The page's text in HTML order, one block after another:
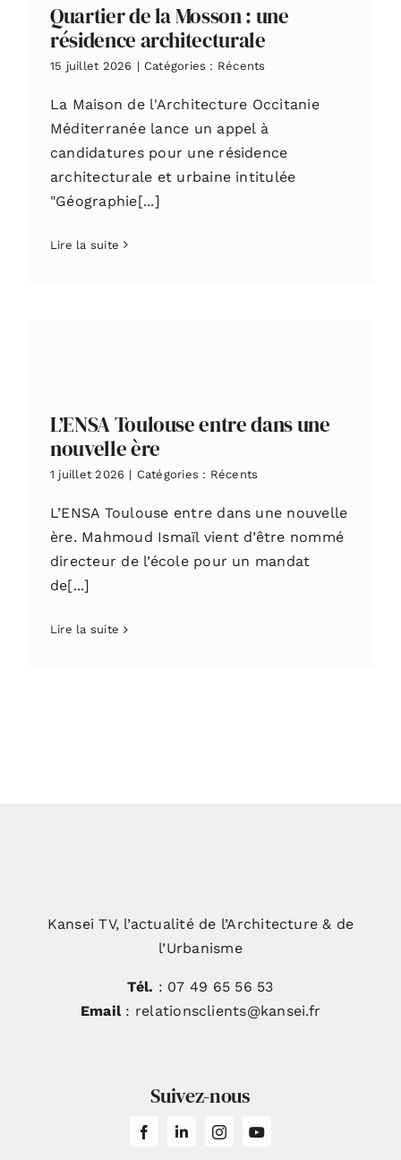
Quartier de la Mosson : une
résidence architecturale
15 juillet 2026 | Catégories : Récents
La Maison de l'Architecture Occitanie
Méditerranée lance un appel à
candidatures pour une résidence
architecturale et urbaine intitulée
"Géographie[...]
Lire la suite
L’ENSA Toulouse entre dans une
nouvelle ère
1 juillet 2026 | Catégories : Récents
L’ENSA Toulouse entre dans une nouvelle
ère. Mahmoud Ismaïl vient d’être nommé
directeur de l’école pour un mandat
de[...]
Lire la suite
Kansei TV, l’actualité de l’Architecture & de
l’Urbanisme
Tél. : 07 49 65 56 53
Email: relationsclients@kansei.fr
Suivez-nous